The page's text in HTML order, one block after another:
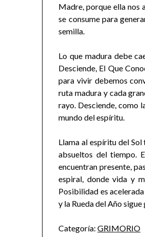
Madre, porque ella nos
se consume para
semilla.
Lo que madura debe
Desciende, El Que
para vivir debemos
ruta madura y cada
rayo. Desciende, como
mundo del espíritu.
Llama al espíritu del Sol
absueltos del tiempo.
encuentran presente,
espiral, donde vida y
Posibilidad es
y la Rueda del Año
Categoría: GRIMORIO